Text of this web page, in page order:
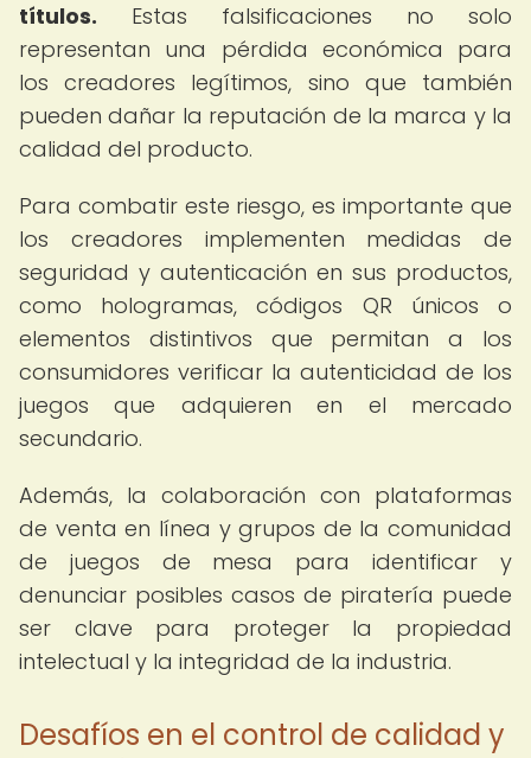
títulos. Estas falsificaciones no solo
representan una pérdida económica para
los creadores legítimos, sino que también
pueden dañar la reputación de la marca y la
calidad del producto.
Para combatir este riesgo, es importante que
los creadores implementen medidas de
seguridad y autenticación en sus productos,
como hologramas, códigos QR únicos o
elementos distintivos que permitan a los
consumidores verificar la autenticidad de los
juegos que adquieren en el mercado
secundario.
Además, la colaboración con plataformas
de venta en línea y grupos de la comunidad
de juegos de mesa para identificar y
denunciar posibles casos de piratería puede
ser clave para proteger la propiedad
intelectual y la integridad de la industria.
Desafíos en el control de calidad y